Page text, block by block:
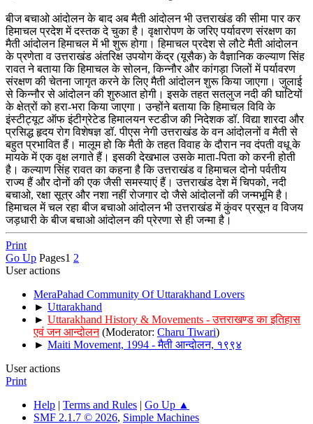
बीज बचाओ आंदोलन के बाद अब मैती आंदोलन भी उत्तराखंड की सीमा पार कर
हिमाचल प्रदेश में दस्तक दे चुका है। वृक्षारोपण के जरिए पर्यावरण संरक्षण का
मैती आंदोलन हिमाचल में भी शुरू होगा। हिमाचल प्रदेश से लौटे मैती आंदोलन
के प्रणेता व उत्तराखंड अंतरिक्ष उपयोग केंद्र (यूसैक) के वैज्ञानिक कल्याण सिंह
रावत ने बताया कि हिमाचल के सोलन, किन्नौर और कांगड़ा जिलों में पर्यावरण
संरक्षण की चेतना जागृत करने के लिए मैती आंदोलन शुरू किया जाएगा। जुलाई
से किन्नौर से आंदोलन की शुरुआत होगी। इसके तहत सतलुज नदी की घाटियों
के क्षेत्रों को हरा-भरा किया जाएगा। उन्होंने बताया कि हिमाचल विवि के
इंस्टीट्यूट ऑफ इंटीग्रेटेड हिमालयन स्टडीज की निदेशक डॉ. विद्या शारदा और
प्रसिद्ध हृदय रोग विशेषज्ञ डॉ. पीएस नेगी उत्तराखंड के वन आंदोलनों व मैती से
बहुत प्रभावित हैं। मालूम हो कि मैती के तहत विवाह के दौरान नव दंपती वधू के
मायके में एक वृक्ष लगाते हैं। इसकी देखभाल उसके माता-पिता को करनी होती
है। कल्याण सिंह रावत का कहना है कि उत्तराखंड व हिमाचल दोनो पर्वतीय
राज्य हैं और दोनों की एक जैसी समस्याएं हैं। उत्तराखंड देश में चिपको, नदी
बचाओ, रक्षा सूत्र और नशा नहीं रोजगार दो जैसे आंदोलनों की जन्मभूमि है।
हिमाचल में चल रहा बीज बचाओ आंदोलन भी उत्तराखंड में कुंवर प्रसून व विजय
जड़धारी के बीज बचाओ आंदोलन की प्रेरणा से ही जन्मा है।
Print
Go Up Pages1 2
User actions
MeraPahad Community Of Uttarakhand Lovers
► Uttarakhand
► Uttarakhand History & Movements - उत्तराखण्ड का इतिहास
एवं जन आन्दोलन (Moderator: Charu Tiwari)
► Maiti Movement, 1994 - मैती आन्दोलन, १९९४
User actions
Print
Help | Terms and Rules | Go Up ▲
SMF 2.1.7 © 2026, Simple Machines